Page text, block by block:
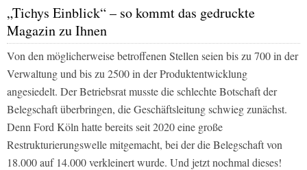
„Tichys Einblick“ – so kommt das gedruckte
Magazin zu Ihnen
Von den möglicherweise betroffenen Stellen seien bis zu 700 in der
Verwaltung und bis zu 2500 in der Produktentwicklung
angesiedelt. Der Betriebsrat musste die schlechte Botschaft der
Belegschaft überbringen, die Geschäftsleitung schwieg zunächst.
Denn Ford Köln hatte bereits seit 2020 eine große
Restrukturierungswelle mitgemacht, bei der die Belegschaft von
18.000 auf 14.000 verkleinert wurde. Und jetzt nochmal dieses!